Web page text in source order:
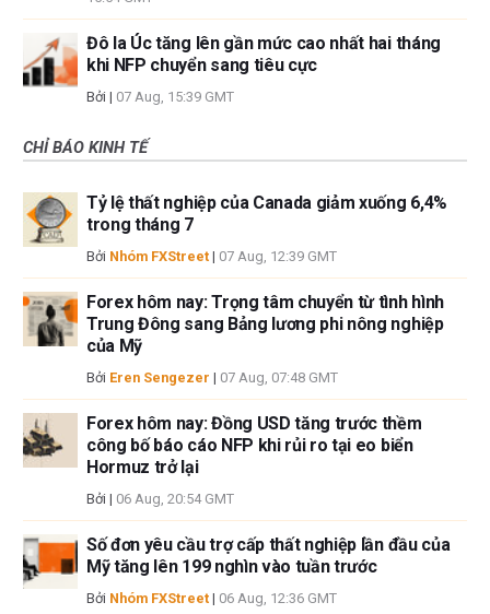
Đô la Úc tăng lên gần mức cao nhất hai tháng
khi NFP chuyển sang tiêu cực
Bởi | 07 Aug, 15:39 GMT
CHỈ BÁO KINH TẾ
Tỷ lệ thất nghiệp của Canada giảm xuống 6,4%
trong tháng 7
Bởi Nhóm FXStreet | 07 Aug, 12:39 GMT
Forex hôm nay: Trọng tâm chuyển từ tình hình
Trung Đông sang Bảng lương phi nông nghiệp
của Mỹ
Bởi Eren Sengezer | 07 Aug, 07:48 GMT
Forex hôm nay: Đồng USD tăng trước thềm
công bố báo cáo NFP khi rủi ro tại eo biển
Hormuz trở lại
Bởi | 06 Aug, 20:54 GMT
Số đơn yêu cầu trợ cấp thất nghiệp lần đầu của
Mỹ tăng lên 199 nghìn vào tuần trước
Bởi Nhóm FXStreet | 06 Aug, 12:36 GMT